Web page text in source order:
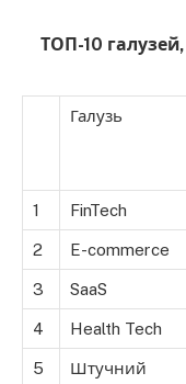
ТОП-10
Галузь
1 FinTech
2 E-commerce
3 SaaS
4 Health Tech
5
Штучний